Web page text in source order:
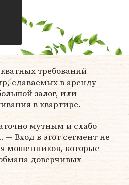
требований
сдаваемых в аренду
залог, или
в квартире.
мутным и слабо
Вход в этот сегмент не
мошенников, которые
доверчивых